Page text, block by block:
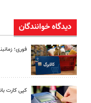
دیدگاه خوانندگان
فوری؛
کپی کارت بانکی ۱۲۰۰ شهروند تهرانی در